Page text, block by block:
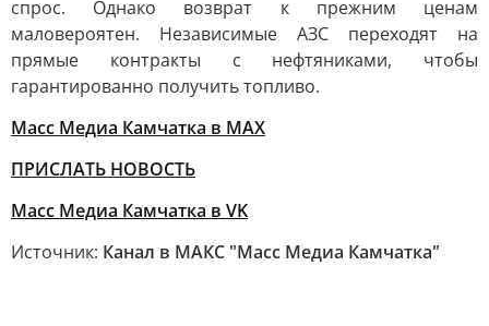
спрос. Однако возврат к прежним ценам
маловероятен. Независимые АЗС переходят на
прямые контракты с нефтяниками, чтобы
гарантированно получить топливо.
Масс Медиа Камчатка в MAX
ПРИСЛАТЬ НОВОСТЬ
Масс Медиа Камчатка в VK
Источник: Канал в МАКС "Масс Медиа Камчатка"